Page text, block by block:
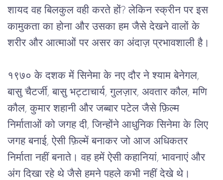
शायद वह बिलकुल वही करते हों? लेकिन स्क्रीन पर इस
कामुकता का होना और उसका हम जैसे देखने वालों के
शरीर और आत्माओं पर असर का अंदाज़ प्रभावशाली है।
१९७० के दशक में सिनेमा के नए दौर ने श्याम बेनेगल,
बासु चैटर्जी, बासु भट्टाचार्य, गुलज़ार, अवतार कौल, मणि
कौल, कुमार शहानी और जब्बार पटेल जैसे फ़िल्म
निर्माताओं को जगह दी, जिन्होंने आधुनिक सिनेमा के लिए
जगह बनाई, ऐसी फ़िल्में बनाकर जो आज अधिकतर
निर्माता नहीं बनाते। वह हमें ऐसी कहानियां, भावनाएं और
अंग दिखा रहे थे जैसे हमने पहले कभी नहीं देखे थे।